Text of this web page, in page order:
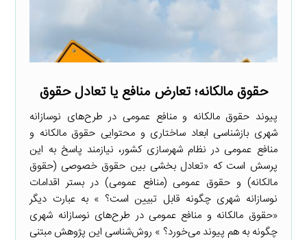
حقوق مالکانه؛ تعارض منافع یا تعادل حقوق
پیوند حقوق مالکانه و منافع عمومی در طرح‌های نوسازانه
شهری بازشناسی ابعاد ساختاری و محتوایی حقوق مالکانه و
منافع عمومی در نظام شهرسازی کشور، نیازمند پاسخ به این
پرسش است که «تعادل بخشی بین حقوق خصوصی (حقوق
مالکانه) و حقوق عمومی (منافع عمومی) در بستر اقدامات
نوسازانه شهری چگونه قابل تبیین است؟ » به عبارت دیگر
«حقوق مالکانه و منافع عمومی در طرح‌های نوسازانه شهری
چگونه به هم پیوند می‌خورد؟ » روش‌شناسی این پژوهش مبتنی